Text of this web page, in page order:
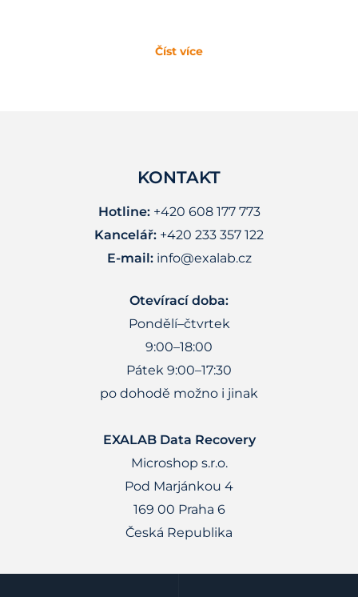
Číst více
KONTAKT
Hotline:+420 608 177 773
Kancelář: +420 233 357 122
E-mail: info@exalab.cz
Otevírací doba:
Pondělí–čtvrtek
9:00–18:00
Pátek 9:00–17:30
po dohodě možno i jinak
EXALAB Data Recovery
Microshop s.r.o.
Pod Marjánkou 4
169 00 Praha 6
Česká Republika